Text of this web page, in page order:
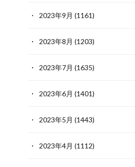
2023年9月 (1161)
2023年8月 (1203)
2023年7月 (1635)
2023年6月 (1401)
2023年5月 (1443)
2023年4月 (1112)